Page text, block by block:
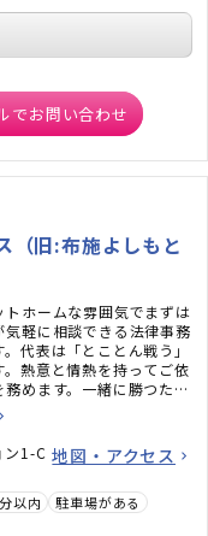
でお問い合わせ
（旧:布施よしもと
ホームな雰囲気でまずは
気軽に相談できる法律事務
代表は「とことん戦う」
熱意と情熱を持ってご依
めます。一緒に勝つため
。
ン1-C 地図・アクセス
以内
駐車場がある